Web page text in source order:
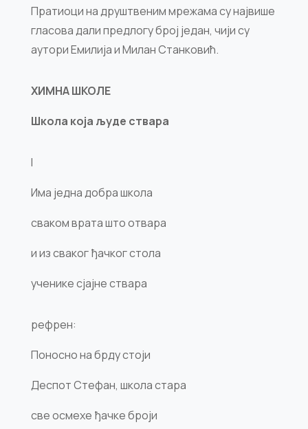
Пратиоци на друштвеним мрежама су највише
гласова дали предлогу број један, чији су
аутори Емилија и Милан Станковић.
ХИМНА ШКОЛЕ
Школа која људе ствара
I
Има једна добра школа
сваком врата што отвара
и из сваког ђачког стола
ученике сјајне ствара
рефрен:
Поносно на брду стоји
Деспот Стефан, школа стара
све осмехе ђачке броји